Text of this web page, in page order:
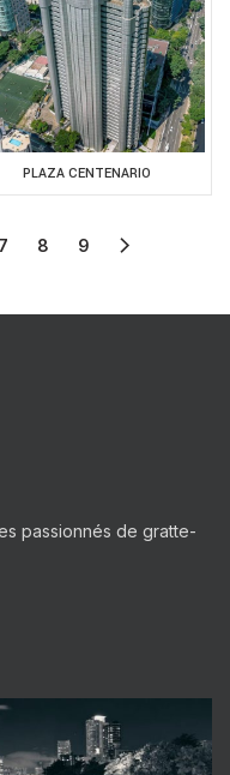
PLAZA CENTENARIO
7 8 9
passionnés de gratte-